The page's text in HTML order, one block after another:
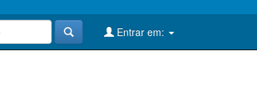
Entrar em: